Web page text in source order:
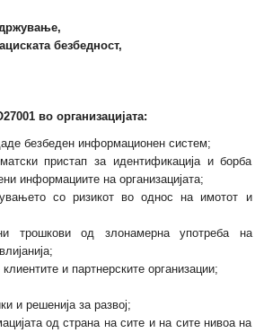
безбедност,
во организацијата:
безбеден информационен систем;
пристап за идентификација и борба
информациите на организацијата;
со ризикот во однос на имотот и
трошкови од злонамерна употреба на
и партнерските организации;
и решенија за развој;
од страна на сите и на сите нивоа на